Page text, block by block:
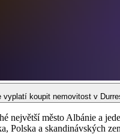
vyplatí koupit nemovitost v
největší město Albánie a
Polska a skandinávských